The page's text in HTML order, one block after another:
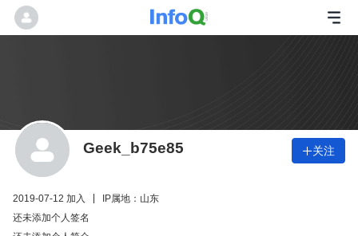
Geek_b75e85 关注
2019-07-12 加入
IP属地：山东
还未添加个人签名